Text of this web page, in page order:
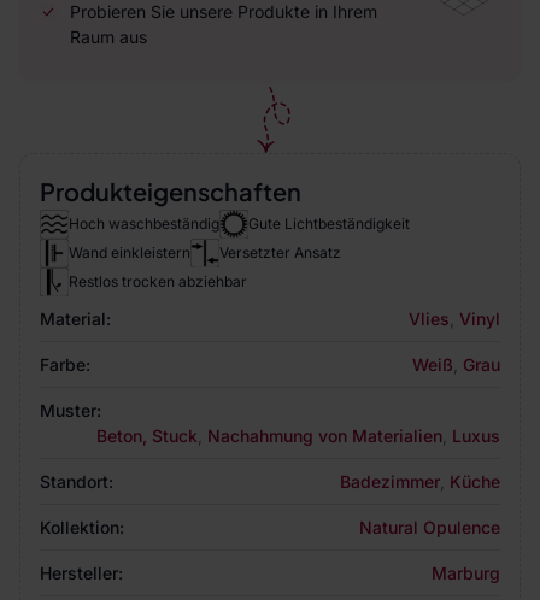
Probieren Sie unsere Produkte in Ihrem
Raum aus
Produkteigenschaften
Hoch waschbeständig
Gute Lichtbeständigkeit
Wand einkleistern
Versetzter Ansatz
Restlos trocken abziehbar
Material: Vlies Vinyl
Farbe: Weiß Grau
Muster:
Beton, Stuck Nachahmung von Materialien Luxus
Standort: Badezimmer Küche
Kollektion: Natural Opulence
Hersteller: Marburg